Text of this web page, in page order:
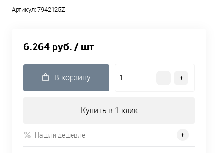
Артикул: 7942125Z
6.264 руб. / шт
В корзину
Купить в 1 клик
Нашли дешевле